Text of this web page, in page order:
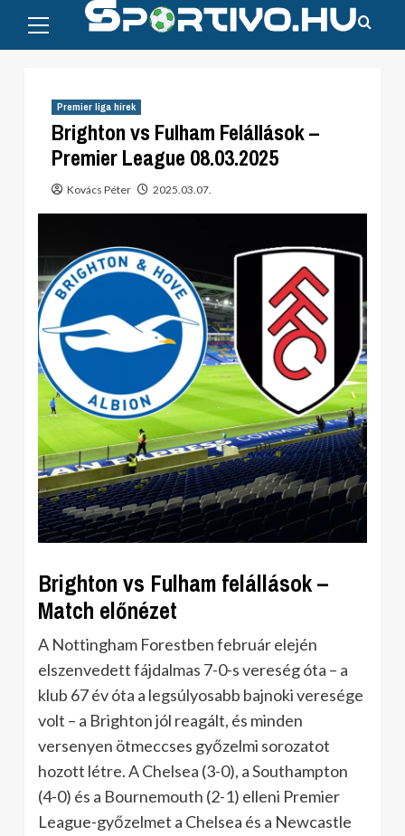
content
Menu
Premier liga hírek
Brighton vs Fulham Felállások –
Premier League 08.03.2025
Kovács Péter 2025.03.07.
Brighton vs Fulham felállások –
Match előnézet
A Nottingham Forestben február elején
elszenvedett fájdalmas 7-0-s vereség óta – a
klub 67 év óta a legsúlyosabb bajnoki veresége
volt – a Brighton jól reagált, és minden
versenyen ötmeccses győzelmi sorozatot
hozott létre. A Chelsea (3-0), a Southampton
(4-0) és a Bournemouth (2-1) elleni Premier
League-győzelmet a Chelsea és a Newcastle